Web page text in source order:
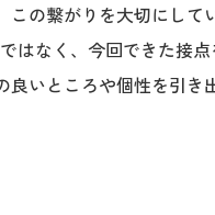
の繋がりを大切にして
はなく、今回できた接
良いところや個性を引